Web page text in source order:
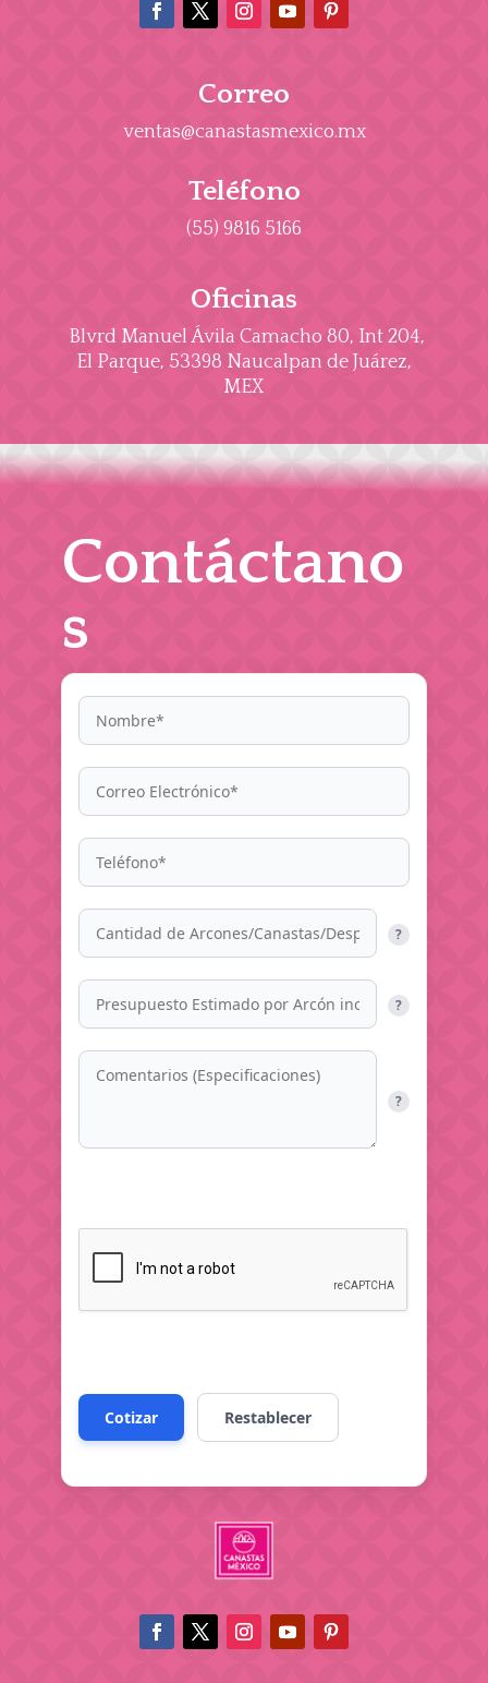
Correo
ventas@canastasmexico.mx
Teléfono
(55) 9816 5166
Oficinas
Blvrd Manuel Ávila Camacho 80, Int 204,
El Parque, 53398 Naucalpan de Juárez,
MEX
Contáctano
s
?
?
?